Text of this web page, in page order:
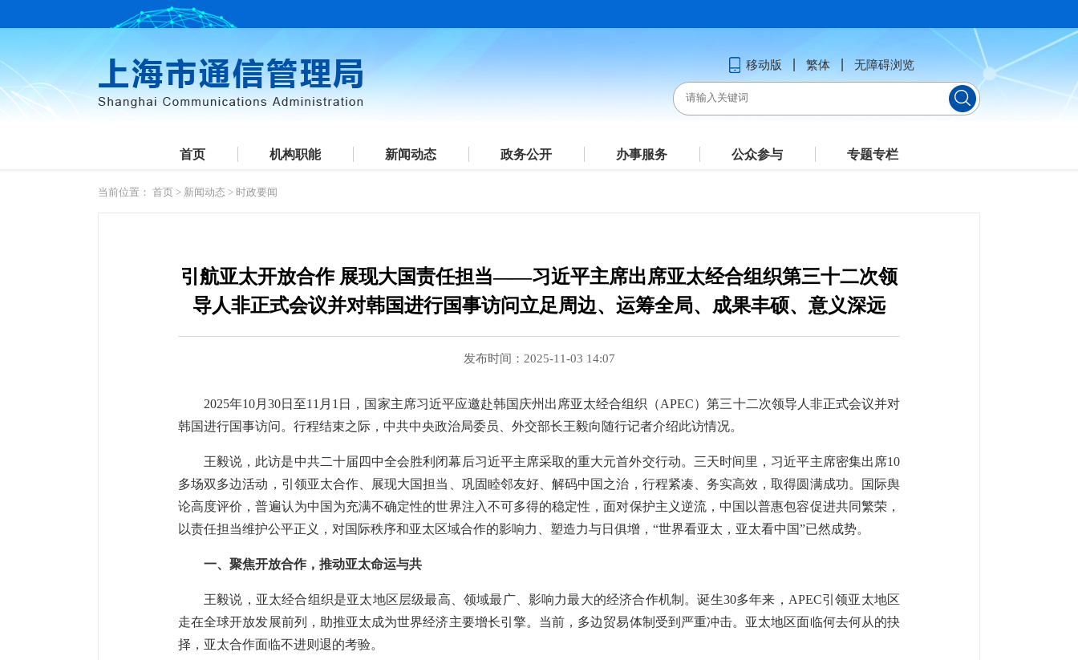
移动版 繁体 无障碍浏览
首页 机构职能 新闻动态 政务公开 办事服务 公众参与 专题专栏
当前位置： 首页 > 新闻动态 > 时政要闻
引航亚太开放合作 展现大国责任担当——习近平主席出席亚太经合组织第三十二次领
导人非正式会议并对韩国进行国事访问立足周边、运筹全局、成果丰硕、意义深远
发布时间：2025-11-03 14:07
2025年10月30日至11月1日，国家主席习近平应邀赴韩国庆州出席亚太经合组织（APEC）第三十二次领导人非正式会议并对
韩国进行国事访问。行程结束之际，中共中央政治局委员、外交部长王毅向随行记者介绍此访情况。
王毅说，此访是中共二十届四中全会胜利闭幕后习近平主席采取的重大元首外交行动。三天时间里，习近平主席密集出席10
多场双多边活动，引领亚太合作、展现大国担当、巩固睦邻友好、解码中国之治，行程紧凑、务实高效，取得圆满成功。国际舆
论高度评价，普遍认为中国为充满不确定性的世界注入不可多得的稳定性，面对保护主义逆流，中国以普惠包容促进共同繁荣，
以责任担当维护公平正义，对国际秩序和亚太区域合作的影响力、塑造力与日俱增，“世界看亚太，亚太看中国”已然成势。
一、聚焦开放合作，推动亚太命运与共
王毅说，亚太经合组织是亚太地区层级最高、领域最广、影响力最大的经济合作机制。诞生30多年来，APEC引领亚太地区
走在全球开放发展前列，助推亚太成为世界经济主要增长引擎。当前，多边贸易体制受到严重冲击。亚太地区面临何去何从的抉
择，亚太合作面临不进则退的考验。